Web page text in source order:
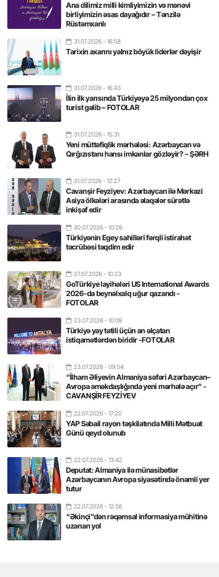
Ana dilimiz milli kimliyimizin və mənəvi
birliyimizin əsas dayağıdır – Tənzilə
Rüstəmxanlı
31.07.2026 - 16:58
Tarixin axarını yalnız böyük liderlər dəyişir
31.07.2026 - 16:43
İlin ilk yarısında Türkiyəyə 25 milyondan çox
turist gəlib – FOTOLAR
31.07.2026 - 15:31
Yeni müttəfiqlik mərhələsi: Azərbaycan və
Qırğızıstanı hansı imkanlar gözləyir? – ŞƏRH
31.07.2026 - 12:27
Cavanşir Feyziyev: Azərbaycan ilə Mərkəzi
Asiya ölkələri arasında əlaqələr sürətlə
inkişaf edir
30.07.2026 - 10:28
Türkiyənin Egey sahilləri fərqli istirahət
təcrübəsi təqdim edir
27.07.2026 - 10:23
GoTürkiye layihələri US International Awards
2026-da beynəlxalq uğur qazandı -
FOTOLAR
23.07.2026 - 10:08
Türkiyə yay tətili üçün ən əlçatan
istiqamətlərdən biridir -FOTOLAR
23.07.2026 - 09:54
“İlham Əliyevin Almaniya səfəri Azərbaycan–
Avropa əməkdaşlığında yeni mərhələ açır” -
CAVANŞİR FEYZİYEV
22.07.2026 - 17:20
YAP Səbail rayon təşkilatında Milli Mətbuat
Günü qeyd olunub
22.07.2026 - 13:42
Deputat: Almaniya ilə münasibətlər
Azərbaycanın Avropa siyasətində önəmli yer
tutur
22.07.2026 - 12:56
“Əkinçi”dən rəqəmsal informasiya mühitinə
uzanan yol